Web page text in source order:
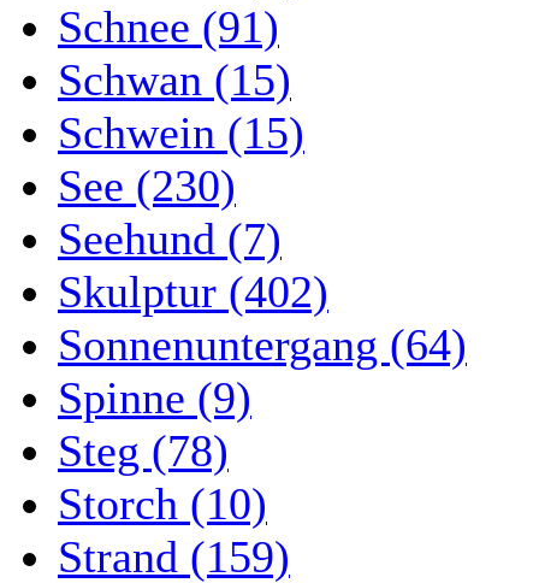
Schnee (91)
Schwan (15)
Schwein (15)
See (230)
Seehund (7)
Skulptur (402)
Sonnenuntergang (64)
Spinne (9)
Steg (78)
Storch (10)
Strand (159)